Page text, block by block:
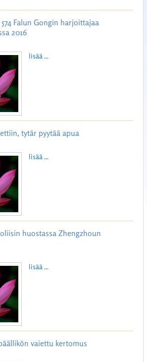
Falun Gongin harjoittajaa
2016
lisää ...
tytär pyytää apua
lisää ...
huostassa Zhengzhoun
lisää ...
vaiettu kertomus